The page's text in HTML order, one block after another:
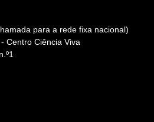
para a rede fixa nacional)
Centro Ciência Viva